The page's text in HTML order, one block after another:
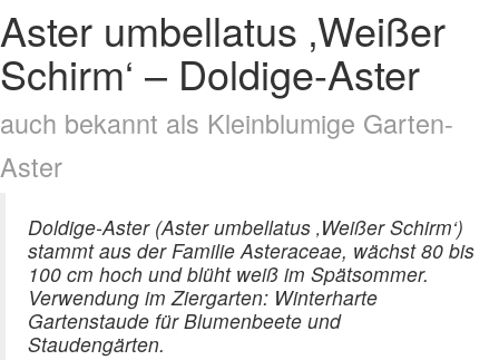
Aster umbellatus ‚Weißer
Schirm‘ – Doldige-Aster
auch bekannt als Kleinblumige Garten-
Aster
Doldige-Aster (Aster umbellatus ‚Weißer Schirm‘)
stammt aus der Familie Asteraceae, wächst 80 bis
100 cm hoch und blüht weiß im Spätsommer.
Verwendung im Ziergarten: Winterharte
Gartenstaude für Blumenbeete und
Staudengärten.